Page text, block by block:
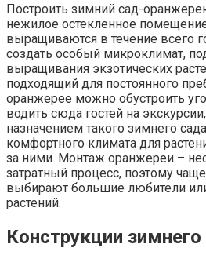
Построить зимний сад-
нежилое остекленное
выращиваются в течение всего
создать особый микроклимат,
выращивания экзотических
подходящий для постоянного
оранжерее можно обустроить
водить сюда гостей на
назначением такого зимнего
комфортного климата для
за ними. Монтаж оранжереи –
затратный процесс, поэтому
выбирают большие любители
растений.
Конструкции